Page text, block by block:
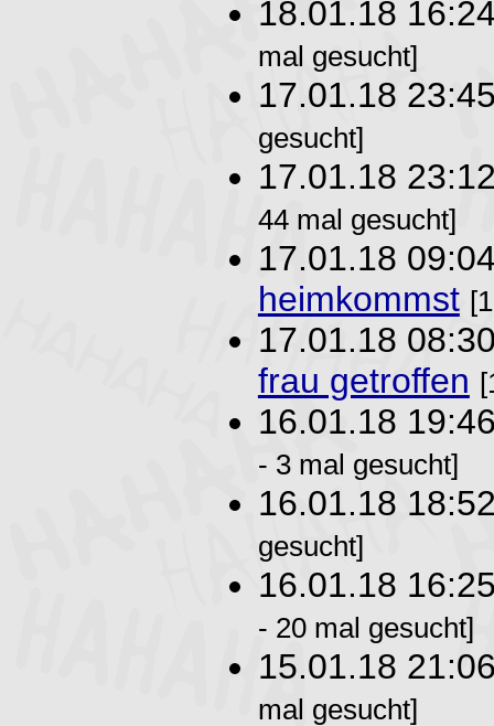
18.01.18
mal gesucht]
17.01.18
gesucht]
17.01.18
44 mal gesucht]
17.01.18
heimkommst
17.01.18
frau getroffen
16.01.18
- 3 mal gesucht]
16.01.18
gesucht]
16.01.18
- 20 mal gesucht]
15.01.18
mal gesucht]